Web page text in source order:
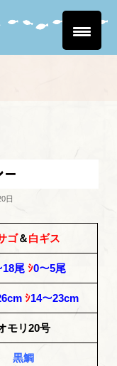
ー
日
ゴ＆白ギス
18尾 ｼ0～5尾
ｼ14～23cm
モリ20号
黒鯛